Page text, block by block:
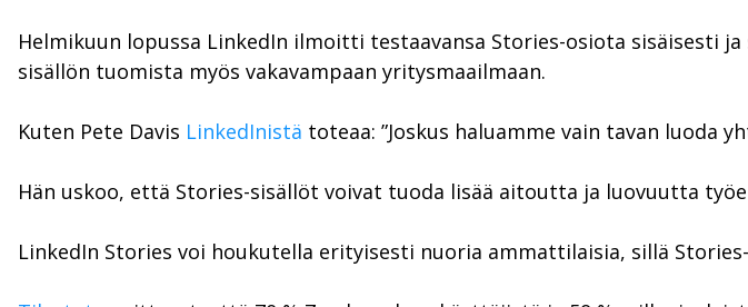
Helmikuun lopussa LinkedIn ilmoitti testaavansa Stories-osiota sisäisesti
sisällön tuomista myös vakavampaan yritysmaailmaan.
Kuten Pete Davis LinkedInistä toteaa: ”Joskus haluamme vain tavan luoda
Hän uskoo, että Stories-sisällöt voivat tuoda lisää aitoutta ja luovuutta
LinkedIn Stories voi houkutella erityisesti nuoria ammattilaisia, sillä